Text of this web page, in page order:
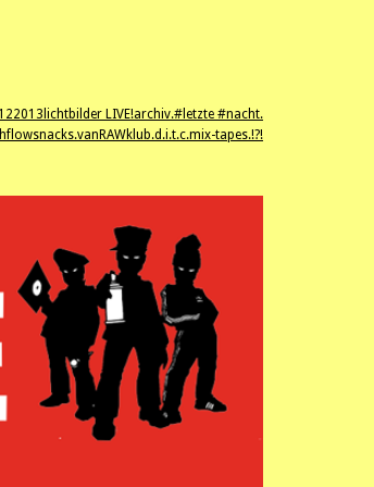
2013 lichtbilder LIVE!archiv.#letzte #nacht.
vanRAWklub.d.i.t.c.mix-tapes.!?!